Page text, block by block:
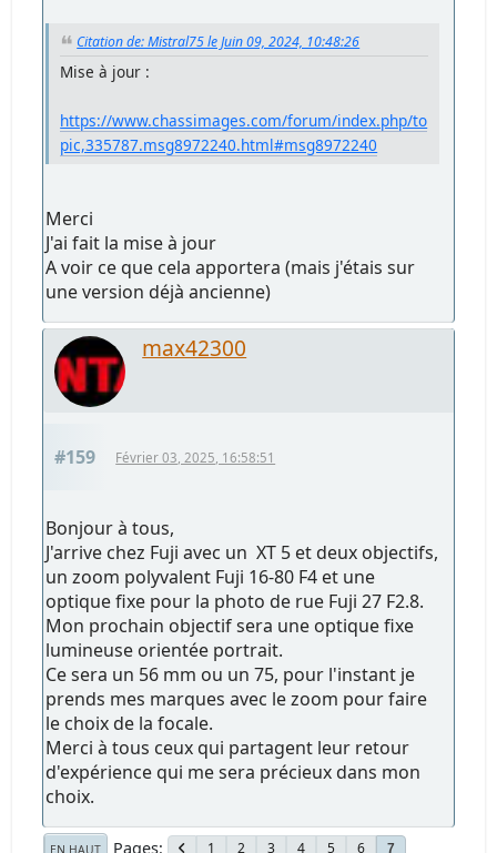
Citation de: Mistral75 le Juin 09, 2024, 10:48:26
Mise à jour :
https://www.chassimages.com/forum/index.php/to
pic,335787.msg8972240.html#msg8972240
Merci
J'ai fait la mise à jour
A voir ce que cela apportera (mais j'étais sur
une version déjà ancienne)
max42300
#159 Février 03, 2025, 16:58:51
Bonjour à tous,
J'arrive chez Fuji avec un XT 5 et deux objectifs,
un zoom polyvalent Fuji 16-80 F4 et une
optique fixe pour la photo de rue Fuji 27 F2.8.
Mon prochain objectif sera une optique fixe
lumineuse orientée portrait.
Ce sera un 56 mm ou un 75, pour l'instant je
prends mes marques avec le zoom pour faire
le choix de la focale.
Merci à tous ceux qui partagent leur retour
d'expérience qui me sera précieux dans mon
choix.
EN HAUT Pages 1 2 3 4 5 6 7